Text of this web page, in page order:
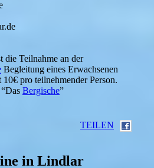
die Teilnahme an der
Begleitung eines Erwachsenen
pro teilnehmender Person.
Bergische”
TEILEN
in Lindlar